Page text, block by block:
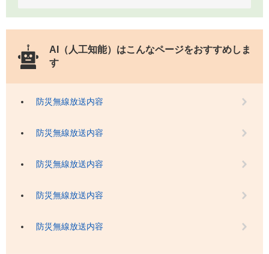
AI（人工知能）はこんなページをおすすめしま
す
防災無線放送内容
防災無線放送内容
防災無線放送内容
防災無線放送内容
防災無線放送内容